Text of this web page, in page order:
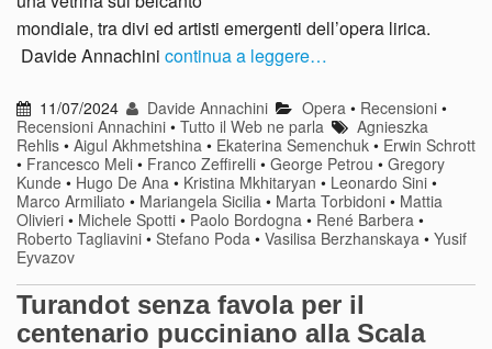
mondiale, tra divi ed artisti emergenti dell’opera lirica.
Davide Annachini continua a leggere…
11/07/2024 Davide Annachini Opera • Recensioni•
Recensioni Annachini • Tutto il Web ne parla
Agnieszka
Rehlis • Aigul Akhmetshina • Ekaterina Semenchuk • Erwin Schrott
• Francesco Meli • Franco Zeffirelli • George Petrou • Gregory
Kunde • Hugo De Ana • Kristina Mkhitaryan • Leonardo Sini •
Marco Armiliato • Mariangela Sicilia • Marta Torbidoni • Mattia
Olivieri • Michele Spotti • Paolo Bordogna • René Barbera •
Roberto Tagliavini • Stefano Poda • Vasilisa Berzhanskaya • Yusif
Eyvazov
Turandot senza favola per il
centenario pucciniano alla Scala